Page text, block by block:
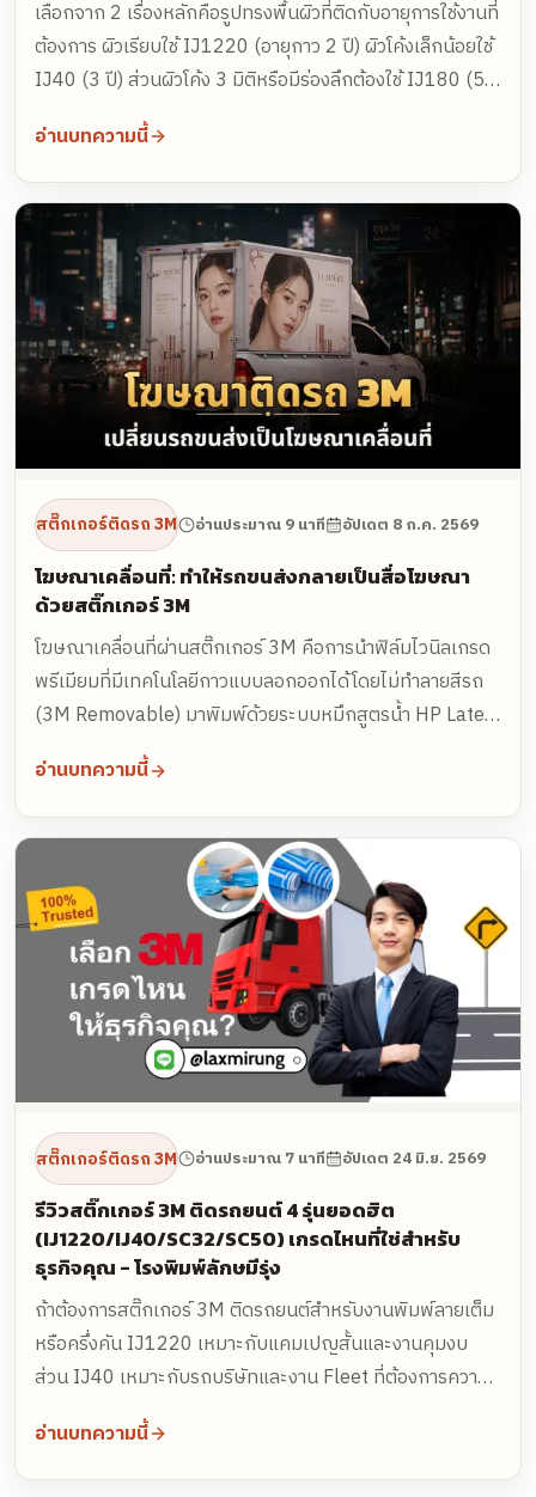
เลือกจาก 2 เรื่องหลักคือรูปทรงพื้นผิวที่ติดกับอายุการใช้งานที่
ต้องการ ผิวเรียบใช้ IJ1220 (อายุกาว 2 ปี) ผิวโค้งเล็กน้อยใช้
IJ40 (3 ปี) ส่วนผิวโค้ง 3 มิติหรือมีร่องลึกต้องใช้ IJ180 (5
ปี) งานไดคัทตัวอักษรและเบอร์โทรใช้ฟิล์มรีด SC32 หรือ
SC50 ทุกงานควรเคลือบฟิล์มทับเพื่อกันรอยและ UV และควร
ส่งภาพรถหลายมุมให้ทีมประเมินก่อน
อ่านบทความนี้
สติ๊กเกอร์ติดรถ 3M อ่านประมาณ 9 นาที อัปเดต 8 ก.ค. 2569
โฆษณาเคลื่อนที่: ทำให้รถขนส่งกลายเป็นสื่อโฆษณา
ด้วยสติ๊กเกอร์ 3M
โฆษณาเคลื่อนที่ผ่านสติ๊กเกอร์ 3M คือการนำฟิล์มไวนิลเกรด
พรีเมียมที่มีเทคโนโลยีกาวแบบลอกออกได้โดยไม่ทำลายสีรถ
(3M Removable) มาพิมพ์ด้วยระบบหมึกสูตรน้ำ HP Latex
แล้วติดตั้งบนตัวถังรถขนส่งโดยทีมช่างมืออาชีพ เพื่อเปลี่ยนรถ
ที่วิ่งอยู่ทุกวันให้กลายเป็นป้ายโฆษณาระดับสายตาที่เข้าถึงกลุ่ม
เป้าหมายโดยไม่มีค่าเช่าพื้นที่ ด้วยงบลงทุนเฉลี่ยเพียงราว 15–
20 บาทต่อวันสำหรับอายุการใช้งาน 2–3 ปี
อ่านบทความนี้
สติ๊กเกอร์ติดรถ 3M อ่านประมาณ 7 นาที อัปเดต 24 มิ.ย. 2569
รีวิวสติ๊กเกอร์ 3M ติดรถยนต์ 4 รุ่นยอดฮิต
(IJ1220/IJ40/SC32/SC50) เกรดไหนที่ใช่สำหรับ
ธุรกิจคุณ - โรงพิมพ์ลักษมีรุ่ง
ถ้าต้องการสติ๊กเกอร์ 3M ติดรถยนต์สำหรับงานพิมพ์ลายเต็ม
หรือครึ่งคัน IJ1220 เหมาะกับแคมเปญสั้นและงานคุมงบ
ส่วน IJ40 เหมาะกับรถบริษัทและงาน Fleet ที่ต้องการความ
นิ่งกว่า สำหรับงานตัดตัวอักษรหรือโลโก้ SC32 เหมาะกับงาน
พื้นฐาน ส่วน SC50 เหมาะกับงานภาพลักษณ์แบรนด์ที่
ต้องการความทนทานมากขึ้น
อ่านบทความนี้